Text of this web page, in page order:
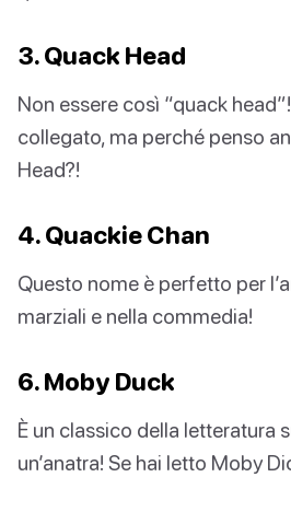
3. Quack Head
Non essere così “quack
collegato, ma perché penso
Head?!
4. Quackie Chan
Questo nome è perfetto per
marziali e nella commedia!
6. Moby Duck
È un classico della letteratura
un’anatra! Se hai letto Moby